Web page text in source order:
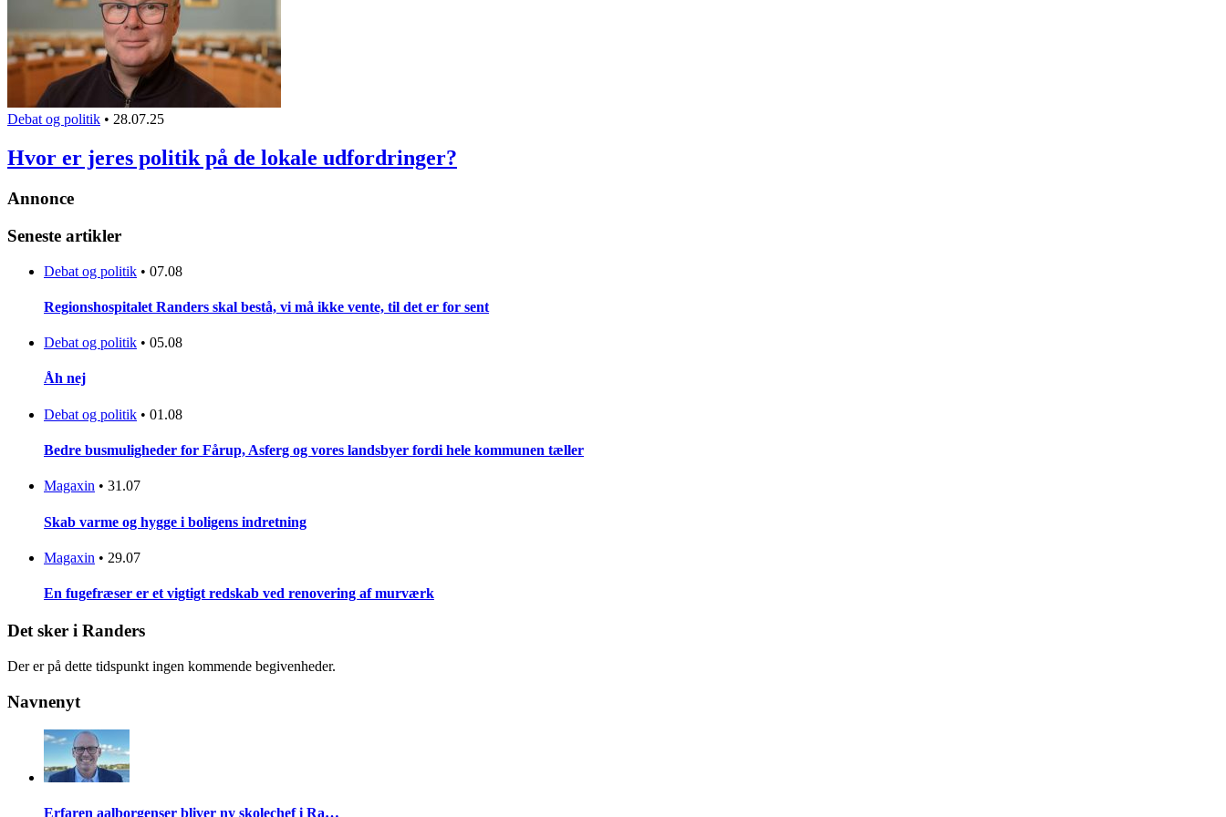
Debat og politik • 28.07.25
Hvor er jeres politik på de lokale udfordringer?
Annonce
Seneste artikler
Debat og politik • 07.08
Regionshospitalet Randers skal bestå, vi må ikke vente, til det er for sent
Debat og politik • 05.08
Åh nej
Debat og politik • 01.08
Bedre busmuligheder for Fårup, Asferg og vores landsbyer fordi hele kommunen tæller
Magaxin • 31.07
Skab varme og hygge i boligens indretning
Magaxin • 29.07
En fugefræser er et vigtigt redskab ved renovering af murværk
Det sker i Randers
Der er på dette tidspunkt ingen kommende begivenheder.
Navnenyt
Erfaren aalborgenser bliver ny skolechef i Ra…